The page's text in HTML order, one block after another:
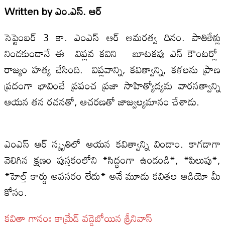
Written byఎం.ఎస్. ఆర్
సెప్టెంబ‌ర్ 3 కా. ఎంఎస్ ఆర్‌ అమ‌ర‌త్వ దినం. పాతికేళ్లు
నిండకుండానే ఈ విప్ల‌వ క‌విని బూటకపు ఎన్ కౌంటర్లో
రాజ్యం హ‌త్య చేసింది. విప్ల‌వాన్ని, క‌విత్వాన్ని, క‌ళ‌ల‌ను ప్రాణ
ప్ర‌దంగా భావించే ప్ర‌పంచ‌ ప్ర‌జా సాహిత్యోద్య‌మ వార‌స‌త్వాన్ని
ఆయ‌న త‌న ర‌చ‌న‌తో, ఆచ‌ర‌ణ‌తో జాజ్వ‌ల్య‌మానం చేశాడు.
ఎంఎస్ ఆర్‌ స్మృతిలో ఆయ‌న క‌విత్వాన్ని విందాం. కాగ‌డాగా
వెలిగిన క్ష‌ణం పుస్త‌కంలోని *సిద్ధంగా ఉండండి*, *పిలుపు*,
*హెల్త్ కార్డు అవ‌స‌రం లేదు* అనే మూడు క‌విత‌ల ఆడియో మీ
కోసం.
క‌వితా గానంః కామ్రేడ్ వ‌డ్డెబోయిన శ్రీ‌నివాస్‌